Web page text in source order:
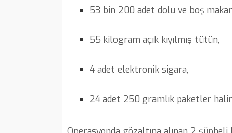
53 bin 200 adet dolu ve boş
55 kilogram açık kıyılmış tütün,
4 adet elektronik sigara,
24 adet 250 gramlık paketler